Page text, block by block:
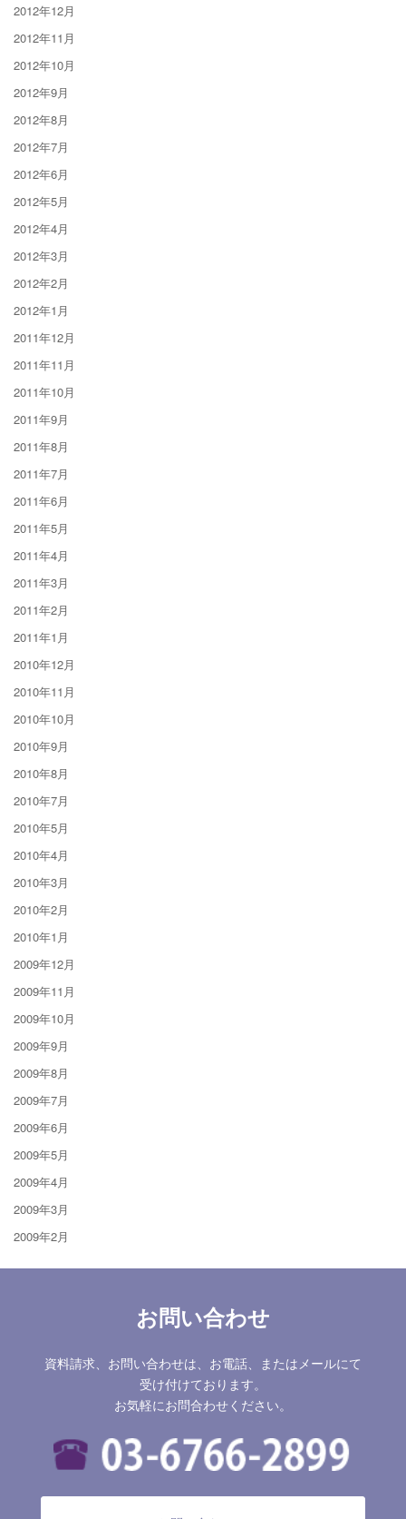
2012年12月
2012年11月
2012年10月
2012年9月
2012年8月
2012年7月
2012年6月
2012年5月
2012年4月
2012年3月
2012年2月
2012年1月
2011年12月
2011年11月
2011年10月
2011年9月
2011年8月
2011年7月
2011年6月
2011年5月
2011年4月
2011年3月
2011年2月
2011年1月
2010年12月
2010年11月
2010年10月
2010年9月
2010年8月
2010年7月
2010年5月
2010年4月
2010年3月
2010年2月
2010年1月
2009年12月
2009年11月
2009年10月
2009年9月
2009年8月
2009年7月
2009年6月
2009年5月
2009年4月
2009年3月
2009年2月
お問い合わせ
資料請求、お問い合わせは、お電話、またはメールにて
受け付けております。
お気軽にお問合わせください。